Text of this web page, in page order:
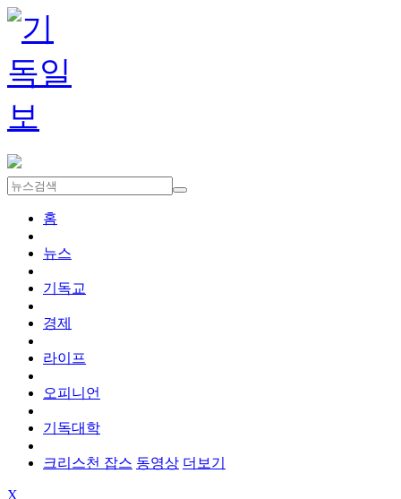
홈
뉴스
기독교
경제
라이프
오피니언
기독대학
크리스천 잡스 동영상 더보기
X